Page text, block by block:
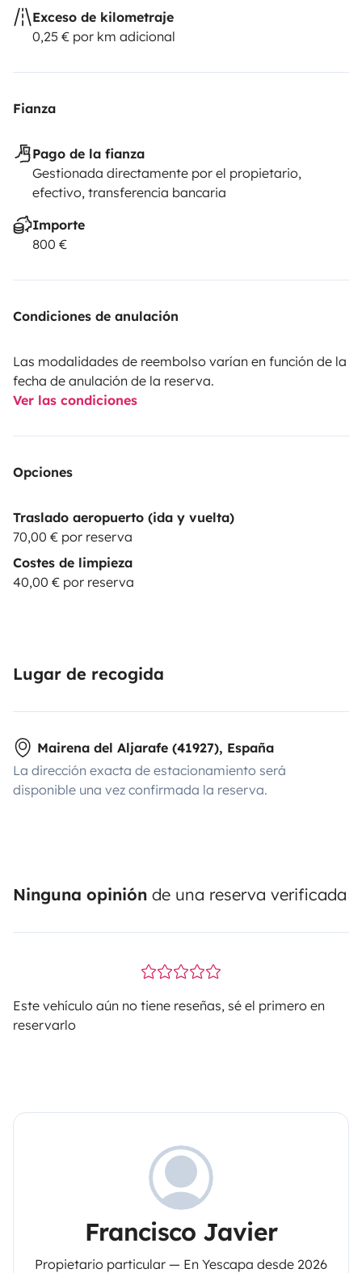
Exceso de kilometraje
0,25 € por km adicional
Fianza
Pago de la fianza
Gestionada directamente por el propietario,
efectivo, transferencia bancaria
Importe
800 €
Condiciones de anulación
Las modalidades de reembolso varían en función de la
fecha de anulación de la reserva.
Ver las condiciones
Opciones
Traslado aeropuerto (ida y vuelta)
70,00 € por reserva
Costes de limpieza
40,00 € por reserva
Lugar de recogida
Mairena del Aljarafe (41927), España
La dirección exacta de estacionamiento será
disponible una vez confirmada la reserva.
Ninguna opinión de una reserva verificada
Este vehículo aún no tiene reseñas, sé el primero en
reservarlo
Francisco Javier
Propietario particular — En Yescapa desde 2026